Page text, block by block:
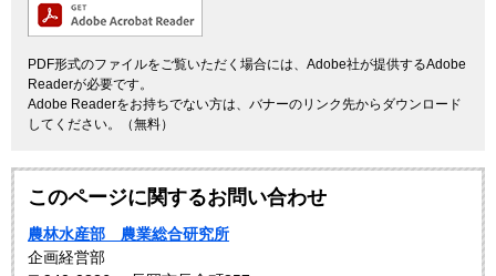
PDF形式のファイルをご覧いただく場合には、Adobe社が提供するAdobe
Readerが必要です。
Adobe Readerをお持ちでない方は、バナーのリンク先からダウンロード
してください。（無料）
このページに関するお問い合わせ
農林水産部 農業総合研究所
企画経営部